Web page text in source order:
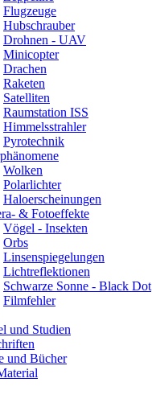
Flugzeuge
Hubschrauber
Drohnen - UAV
Minicopter
Drachen
Raketen
Satelliten
Raumstation ISS
Himmelsstrahler
Pyrotechnik
Wolken
Polarlichter
Haloerscheinungen
& Fotoeffekte
Vögel - Insekten
Orbs
Linsenspiegelungen
Lichtreflektionen
Schwarze Sonne - Black Dot
Filmfehler
und Studien
und Bücher